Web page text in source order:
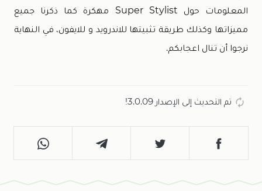
المعلومات حول Super Stylist مهكرة كما ذكرنا جميع
مميزاتها وكذلك طريقة تثبيتها للاندرويد و للايفون، في النهاية
نرجوا أن تنال اعجابكم.
تم التحديث إلى الإصدار 3.0.09!